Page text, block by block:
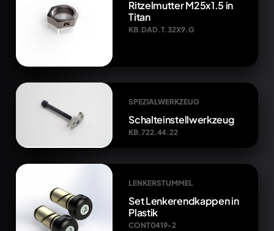
Ritzelmutter M25x1.5 in
Titan
KB.DAD.T.32X9.G
SPEZIALWERKZEUG
Schalteinstellwerkzeug
KB.722.44.22
LENKERSTUMMEL
Set Lenkerendkappen in
Plastik
CONT0419-2